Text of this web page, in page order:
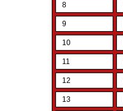
8
9
10
11
12
13